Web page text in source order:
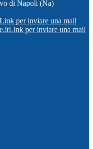
di Napoli (Na)
Link per inviare una mail
Link per inviare una mail